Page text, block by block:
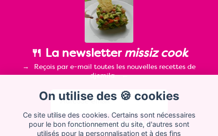
On utilise des 🍪 cookies
Ce site utilise des cookies. Certains sont nécessaires
pour le bon fonctionnement du site, d'autres sont
utilisés pour la personnalisation et à des fins
🍴 La newslettermissiz cook
Reçois par e-mail toutes les nouvelles recettes de
djemila.